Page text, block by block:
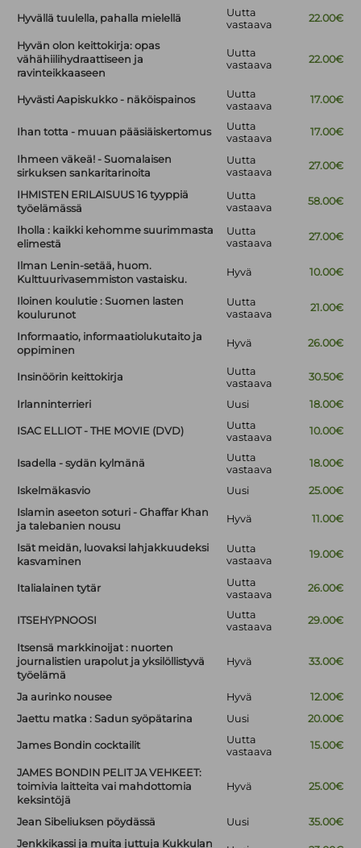
Hyvällä tuulella, pahalla mielellä
Uutta
vastaava
22.00€
Hyvän olon keittokirja: opas
vähähiilihydraattiseen ja
ravinteikkaaseen
Uutta
vastaava
22.00€
Hyvästi Aapiskukko - näköispainos
Uutta
vastaava
17.00€
Ihan totta - muuan pääsiäiskertomus
Uutta
vastaava
17.00€
Ihmeen väkeä! - Suomalaisen
sirkuksen sankaritarinoita
Uutta
vastaava
27.00€
IHMISTEN ERILAISUUS 16 tyyppiä
työelämässä
Uutta
vastaava
58.00€
Iholla : kaikki kehomme suurimmasta
elimestä
Uutta
vastaava
27.00€
Ilman Lenin-setää, huom.
Kulttuurivasemmiston vastaisku.
Hyvä 10.00€
Iloinen koulutie : Suomen lasten
koulurunot
Uutta
vastaava
21.00€
Informaatio, informaatiolukutaito ja
oppiminen
Hyvä 26.00€
Insinöörin keittokirja
Uutta
vastaava
30.50€
Irlanninterrieri Uusi 18.00€
ISAC ELLIOT - THE MOVIE (DVD)
Uutta
vastaava
10.00€
Isadella - sydän kylmänä
Uutta
vastaava
18.00€
Iskelmäkasvio Uusi
25.00€
Islamin aseeton soturi - Ghaffar Khan
ja talebanien nousu
Hyvä 11.00€
Isät meidän, luovaksi lahjakkuudeksi
kasvaminen
Uutta
vastaava
19.00€
Italialainen tytär
Uutta
vastaava
26.00€
ITSEHYPNOOSI
Uutta
vastaava
29.00€
Itsensä markkinoijat : nuorten
journalistien urapolut ja yksilöllistyvä
työelämä
Hyvä 33.00€
Ja aurinko nousee Hyvä
12.00€
Jaettu matka : Sadun syöpätarina
Uusi 20.00€
James Bondin cocktailit
Uutta
vastaava
15.00€
JAMES BONDIN PELIT JA VEHKEET:
toimivia laitteita vai mahdottomia
keksintöjä
Hyvä 25.00€
Jean Sibeliuksen pöydässä Uusi
35.00€
Jenkkikassi ja muita juttuja Kukkulan